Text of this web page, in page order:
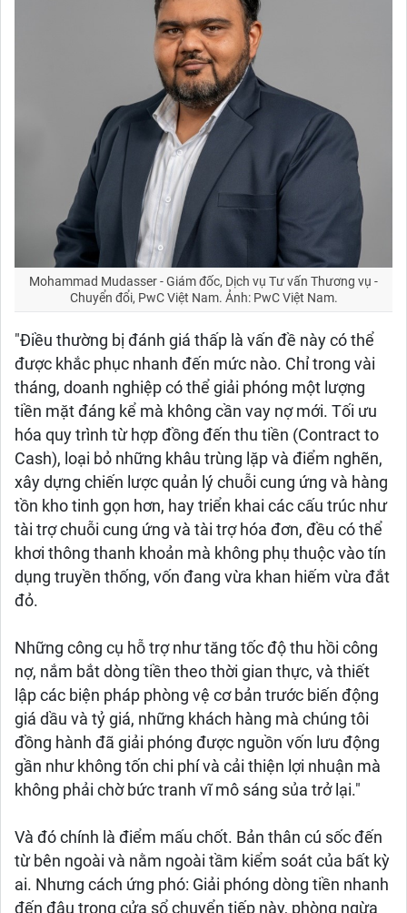
Mohammad Mudasser - Giám đốc, Dịch vụ Tư vấn Thương vụ -
Chuyển đổi, PwC Việt Nam. Ảnh: PwC Việt Nam.
"Điều thường bị đánh giá thấp là vấn đề này có thể
được khắc phục nhanh đến mức nào. Chỉ trong vài
tháng, doanh nghiệp có thể giải phóng một lượng
tiền mặt đáng kể mà không cần vay nợ mới. Tối ưu
hóa quy trình từ hợp đồng đến thu tiền (Contract to
Cash), loại bỏ những khâu trùng lặp và điểm nghẽn,
xây dựng chiến lược quản lý chuỗi cung ứng và hàng
tồn kho tinh gọn hơn, hay triển khai các cấu trúc như
tài trợ chuỗi cung ứng và tài trợ hóa đơn, đều có thể
khơi thông thanh khoản mà không phụ thuộc vào tín
dụng truyền thống, vốn đang vừa khan hiếm vừa đắt
đỏ.
Những công cụ hỗ trợ như tăng tốc độ thu hồi công
nợ, nắm bắt dòng tiền theo thời gian thực, và thiết
lập các biện pháp phòng vệ cơ bản trước biến động
giá dầu và tỷ giá, những khách hàng mà chúng tôi
đồng hành đã giải phóng được nguồn vốn lưu động
gần như không tốn chi phí và cải thiện lợi nhuận mà
không phải chờ bức tranh vĩ mô sáng sủa trở lại."
Và đó chính là điểm mấu chốt. Bản thân cú sốc đến
từ bên ngoài và nằm ngoài tầm kiểm soát của bất kỳ
ai. Nhưng cách ứng phó: Giải phóng dòng tiền nhanh
đến đâu trong cửa sổ chuyển tiếp này, phòng ngừa